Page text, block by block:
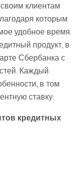
клиентам
которым
удобное время.
продукт, в
Сбербанка с
Каждый
в том
ставку.
кредитных